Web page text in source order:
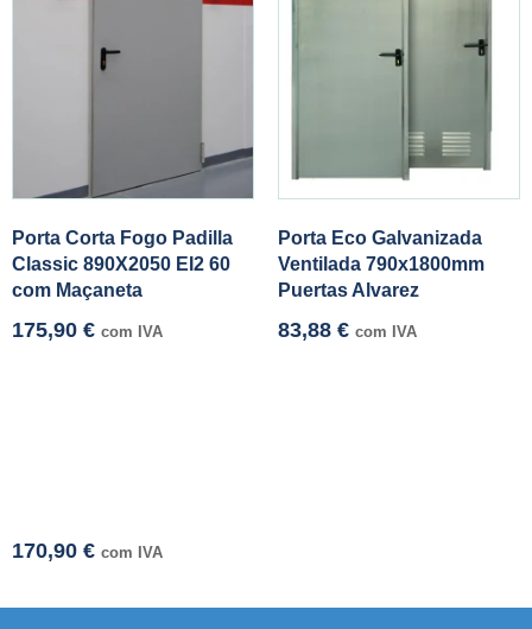
Porta Corta Fogo Padilla
Classic 890X2050 EI2 60
com Maçaneta
175,90 € com IVA
Porta Eco Galvanizada
Ventilada 790x1800mm
Puertas Alvarez
83,88 € com IVA
170,90 € com IVA